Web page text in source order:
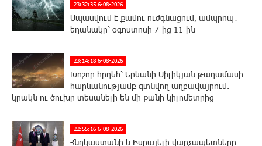
23:32:35 6-08-2026
Սպասվում է քամու ուժգնացում, ամպրոպ․
եղանակը՝ օգոստոսի 7-ից 11-ին
23:14:18 6-08-2026
Խոշոր հրդեհ՝ Երևանի Սիլիկյան թաղամասի
հարևանությամբ գտնվող աղբավայրում.
կրակն ու ծուխը տեսանելի են մի քանի կիլոմետրից
22:55:16 6-08-2026
Հնդկաստանի և Իսրայելի վարչապետները